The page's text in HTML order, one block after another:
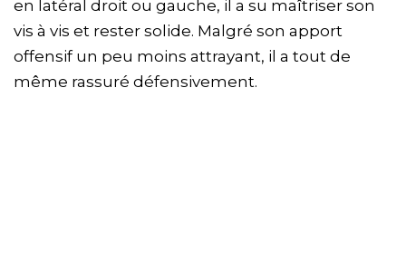
en latéral droit ou gauche, il a su maîtriser son
vis à vis et rester solide. Malgré son apport
offensif un peu moins attrayant, il a tout de
même rassuré défensivement.